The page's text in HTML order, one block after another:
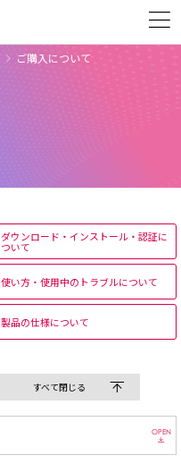
ご購入について
ダウンロード・インストール・認証に
ついて
使い方・使用中のトラブルについて
製品の仕様について
すべて閉じる
OPEN